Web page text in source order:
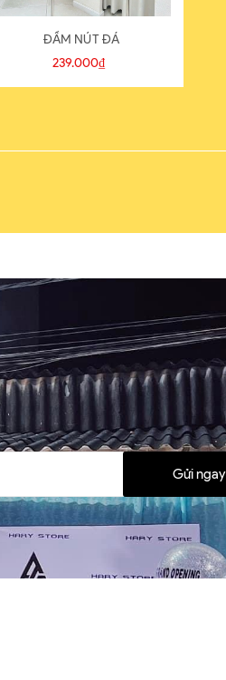
ĐẦM NÚT ĐÁ
239.000₫
Gửi ngay